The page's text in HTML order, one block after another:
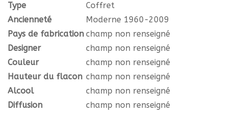
Type
Coffret
Ancienneté
Moderne 1960-2009
Pays de fabrication champ non renseigné
Designer
champ non renseigné
Couleur
champ non renseigné
Hauteur du flacon champ non renseigné
Alcool
champ non renseigné
Diffusion
champ non renseigné